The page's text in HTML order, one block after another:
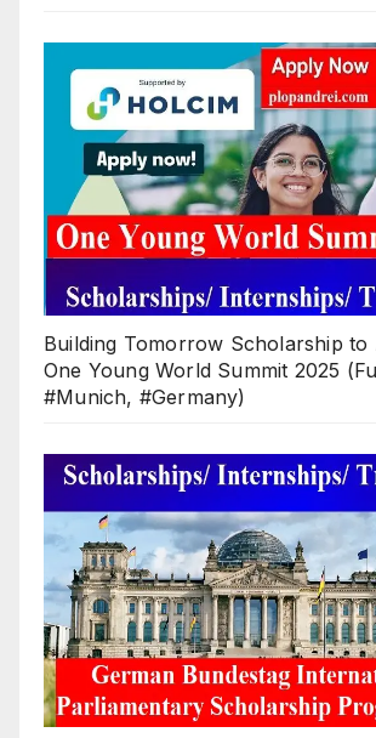
Building Tomorrow Scholarship to
One Young World Summit 2025
#Munich, #Germany)